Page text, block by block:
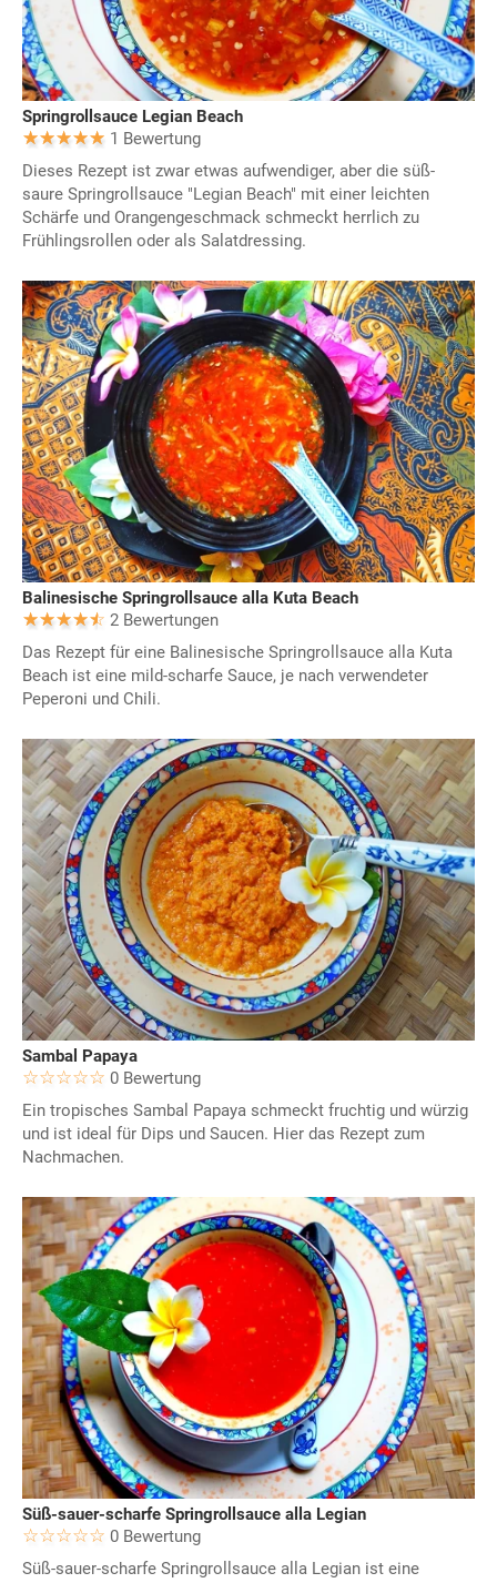
Springrollsauce Legian Beach
1 Bewertung
Dieses Rezept ist zwar etwas aufwendiger, aber die süß-
saure Springrollsauce "Legian Beach" mit einer leichten
Schärfe und Orangengeschmack schmeckt herrlich zu
Frühlingsrollen oder als Salatdressing.
Balinesische Springrollsauce alla Kuta Beach
2 Bewertungen
Das Rezept für eine Balinesische Springrollsauce alla Kuta
Beach ist eine mild-scharfe Sauce, je nach verwendeter
Peperoni und Chili.
Sambal Papaya
0 Bewertung
Ein tropisches Sambal Papaya schmeckt fruchtig und würzig
und ist ideal für Dips und Saucen. Hier das Rezept zum
Nachmachen.
Süß-sauer-scharfe Springrollsauce alla Legian
0 Bewertung
Süß-sauer-scharfe Springrollsauce alla Legian ist eine